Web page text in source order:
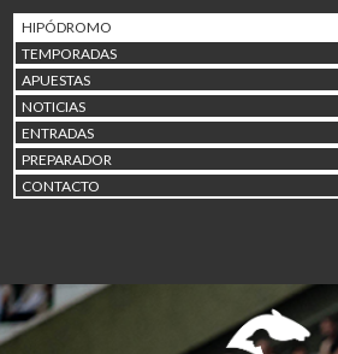
HIPÓDROMO
TEMPORADAS
APUESTAS
NOTICIAS
ENTRADAS
PREPARADOR
CONTACTO
15/08 17:05
23/08 17:30
30/08 17:30
02/09 11:15
06/09 17:30
30/09 11:30